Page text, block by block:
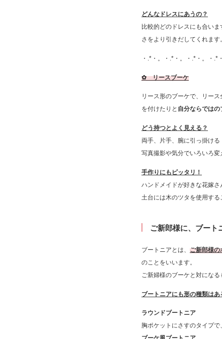
どんなドレスにあうの？
比較的どのドレスにも合い
さをより引きだしてくれます。
・.*・。・.*・。・.*・。・
✿ リースブーケ
リース形のブーケで、リー
を付けたりと 自分ならでは
どう持つとよく見える？
両手、片手、腕に引っ掛け
写真撮影や気分でいろいろ変
手作りにもピッタリ！
ハンドメイドが好きな花嫁
土台には木のツタを使用する
ご新郎様に、ブート
ブートニアとは、 ご新郎様の
のことをいいます。
ご新婦様のブーケと対にな
ブートニアにも形の種類はあ
ラウンドブートニア
胸ポケットにさすのタイプ